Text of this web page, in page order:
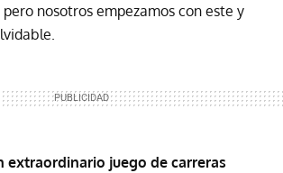
nosotros empezamos con este y
extraordinario juego de carreras